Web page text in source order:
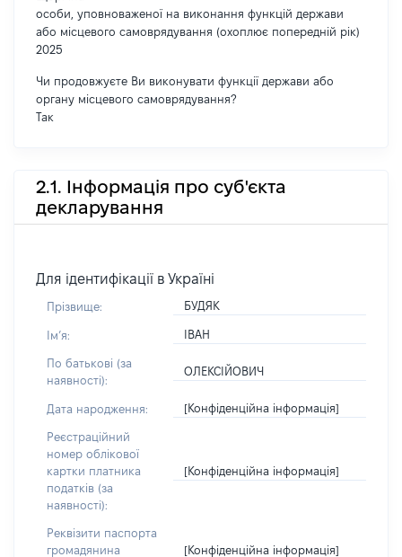
особи, уповноваженої на виконання функцій держави
або місцевого самоврядування (охоплює попередній рік)
2025
Чи продовжуєте Ви виконувати функції держави або
органу місцевого самоврядування?
Так
2.1. Інформація про суб'єкта
декларування
Для ідентифікації в Україні
Прізвище: БУДЯК
Імʼя: ІВАН
По батькові (за
наявності):
ОЛЕКСІЙОВИЧ
Дата народження: [Конфіденційна інформація]
Реєстраційний
номер облікової
картки платника
податків (за
наявності):
[Конфіденційна інформація]
Реквізити паспорта
громадянина
[Конфіденційна інформація]